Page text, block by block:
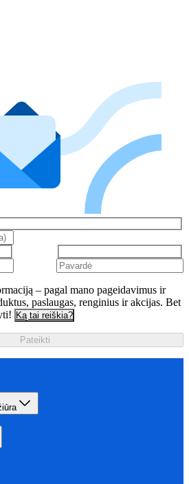
– pagal mano pageidavimus ir
paslaugas, renginius ir akcijas. Bet
Ką tai reiškia?
Pateikti